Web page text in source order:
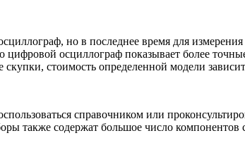
но в последнее время для
цифровой осциллограф показывает более
стоимость определенной модели
справочником или
также содержат большое число